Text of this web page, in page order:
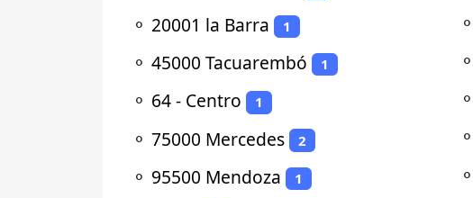
⚬ 20001 la Barra 1
⚬ 45000 Tacuarembó 1
⚬ 64 - Centro 1
⚬ 75000 Mercedes 2
⚬ 95500 Mendoza 1
⚬
⚬
⚬
⚬
⚬